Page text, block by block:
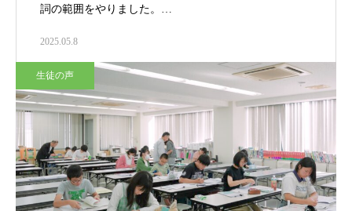
詞の範囲をやりました。…
2025.05.8
生徒の声